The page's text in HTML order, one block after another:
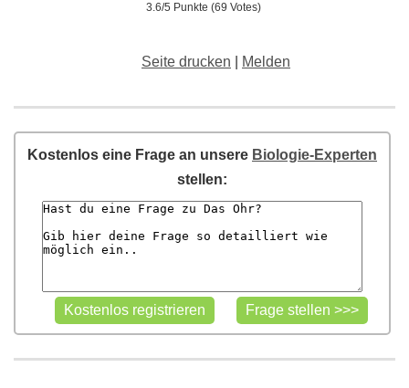
3.6/5 Punkte (69 Votes)
Seite drucken Melden
Kostenlos eine Frage an unsere Biologie-Experten
stellen: